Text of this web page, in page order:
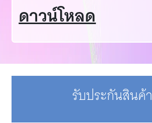
ดาวน์โหลด
รับประกันสินค้า